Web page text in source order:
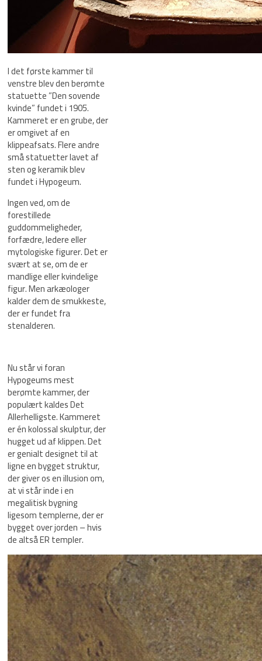
I det første kammer til
venstre blev den berømte
statuette ”Den sovende
kvinde” fundet i 1905.
Kammeret er en grube, der
er omgivet af en
klippeafsats. Flere andre
små statuetter lavet af
sten og keramik blev
fundet i Hypogeum.
Ingen ved, om de
forestillede
guddommeligheder,
forfædre, ledere eller
mytologiske figurer. Det er
svært at se, om de er
mandlige eller kvindelige
figur. Men arkæologer
kalder dem de smukkeste,
der er fundet fra
stenalderen.
Nu står vi foran
Hypogeums mest
berømte kammer, der
populært kaldes Det
Allerhelligste. Kammeret
er én kolossal skulptur, der
hugget ud af klippen. Det
er genialt designet til at
ligne en bygget struktur,
der giver os en illusion om,
at vi står inde i en
megalitisk bygning
ligesom templerne, der er
bygget over jorden – hvis
de altså ER templer.